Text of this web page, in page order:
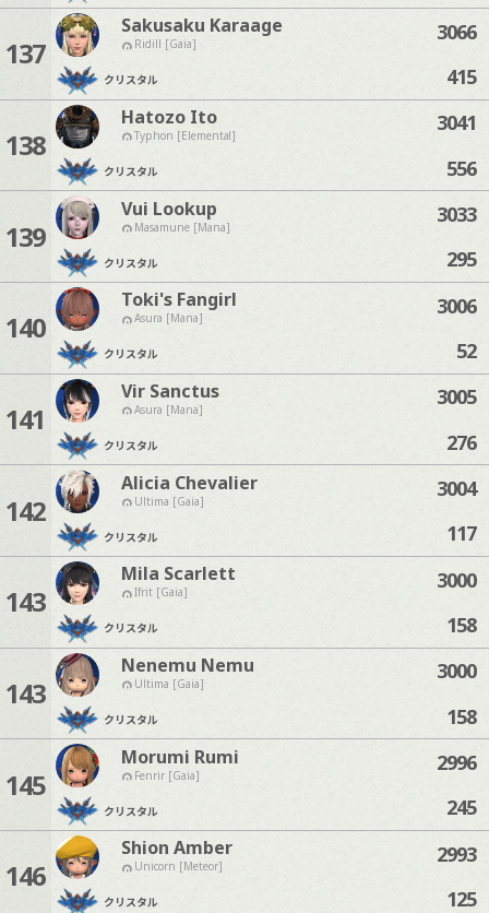
137
Sakusaku Karaage
Ridill [Gaia]
クリスタル
3066
415
138
Hatozo Ito
Typhon [Elemental]
クリスタル
3041
556
139
Vui Lookup
Masamune [Mana]
クリスタル
3033
295
140
Toki's Fangirl
Asura [Mana]
クリスタル
3006
52
141
Vir Sanctus
Asura [Mana]
クリスタル
3005
276
142
Alicia Chevalier
Ultima [Gaia]
クリスタル
3004
117
143
Mila Scarlett
Ifrit [Gaia]
クリスタル
3000
158
143
Nenemu Nemu
Ultima [Gaia]
クリスタル
3000
158
145
Morumi Rumi
Fenrir [Gaia]
クリスタル
2996
245
146
Shion Amber
Unicorn [Meteor]
クリスタル
2993
125